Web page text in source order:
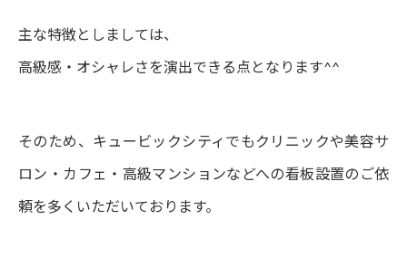
主な特徴としましては、
高級感・オシャレさを演出できる点となります^^
そのため、キュービックシティでもクリニックや美容サ
ロン・カフェ・高級マンションなどへの看板設置のご依
頼を多くいただいております。